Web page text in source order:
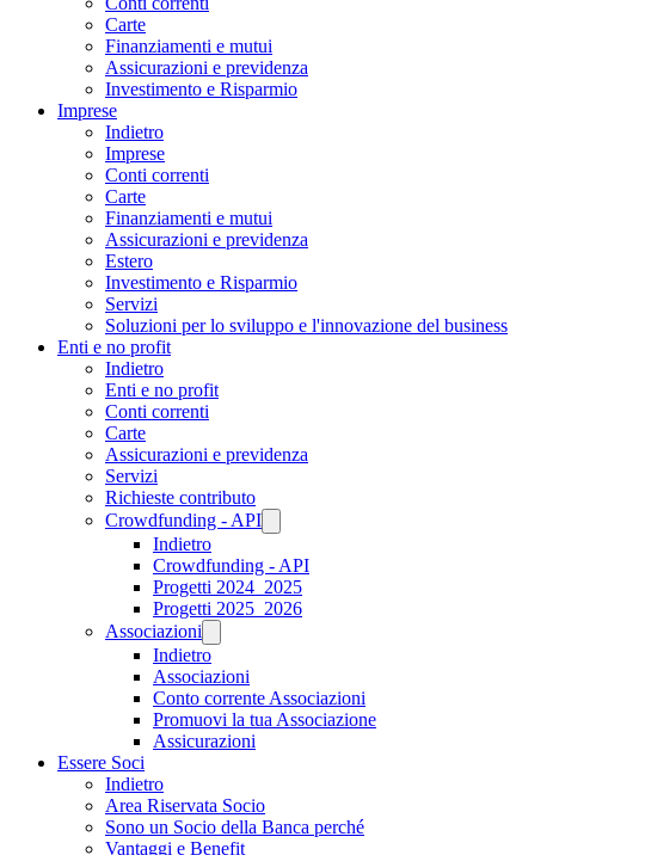
Carte
Finanziamenti e mutui
Assicurazioni e previdenza
Investimento e Risparmio
Imprese
Indietro
Imprese
Conti correnti
Carte
Finanziamenti e mutui
Assicurazioni e previdenza
Estero
Investimento e Risparmio
Servizi
Soluzioni per lo sviluppo e l'innovazione del business
Enti e no profit
Indietro
Enti e no profit
Conti correnti
Carte
Assicurazioni e previdenza
Servizi
Richieste contributo
Crowdfunding - API
Indietro
Crowdfunding - API
Progetti 2024_2025
Progetti 2025_2026
Associazioni
Indietro
Associazioni
Conto corrente Associazioni
Promuovi la tua Associazione
Assicurazioni
Essere Soci
Indietro
Area Riservata Socio
Sono un Socio della Banca perché
Vantaggi e Benefit